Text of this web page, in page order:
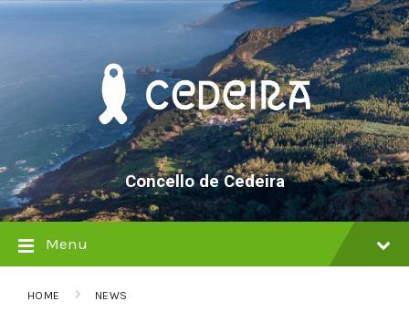
Skip
Skip
Skip
Concello de Cedeira
Menu
HOME NEWS